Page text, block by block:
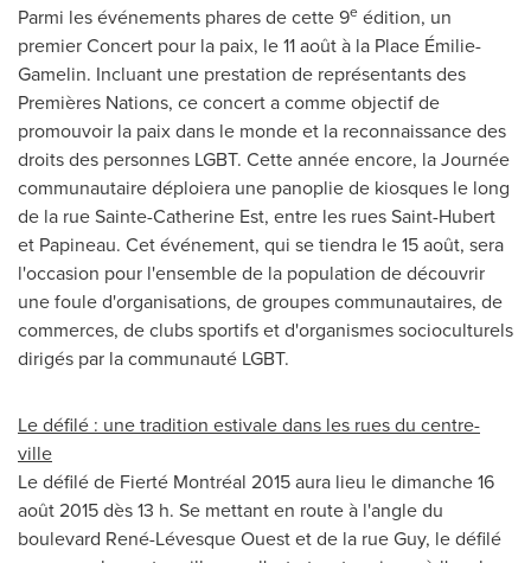
Parmi les événements phares de cette 9e édition, un
premier Concert pour la paix, le 11 août à la Place Émilie-
Gamelin. Incluant une prestation de représentants des
Premières Nations, ce concert a comme objectif de
promouvoir la paix dans le monde et la reconnaissance des
droits des personnes LGBT. Cette année encore, la Journée
communautaire déploiera une panoplie de kiosques le long
de la rue Sainte-Catherine Est, entre les ruesSaint-Hubert
et Papineau. Cet événement, qui se tiendra le 15 août, sera
l'occasion pour l'ensemble de la population de découvrir
une foule d'organisations, de groupes communautaires, de
commerces, de clubs sportifs et d'organismes socioculturels
dirigés par la communauté LGBT.
Le défilé : une tradition estivale dans les rues du centre-
ville
Le défilé de Fierté Montréal 2015 aura lieu le dimanche 16
août 2015 dès 13 h. Se mettant en route à l'angle du
boulevard René-Lévesque Ouest et de la rue Guy, le défilé